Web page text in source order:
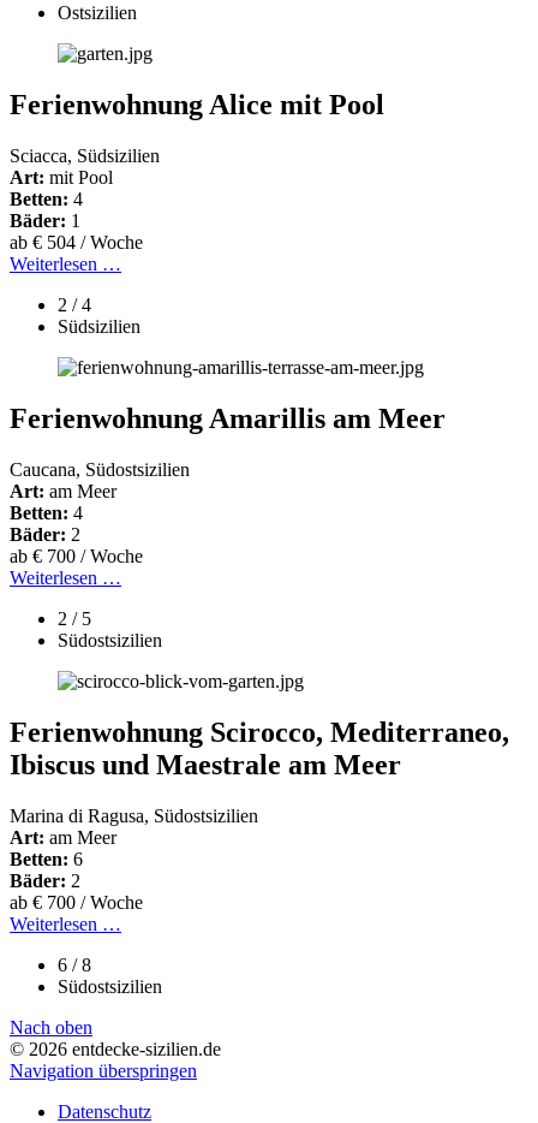
Ostsizilien
Ferienwohnung Alice mit Pool
Sciacca, Südsizilien
Art: mit Pool
Betten: 4
Bäder: 1
ab € 504 / Woche
Weiterlesen …
2 / 4
Südsizilien
Ferienwohnung Amarillis am Meer
Caucana, Südostsizilien
Art: am Meer
Betten: 4
Bäder: 2
ab € 700 / Woche
Weiterlesen …
2 / 5
Südostsizilien
Ferienwohnung Scirocco, Mediterraneo,
Ibiscus und Maestrale am Meer
Marina di Ragusa, Südostsizilien
Art: am Meer
Betten: 6
Bäder: 2
ab € 700 / Woche
Weiterlesen …
6 / 8
Südostsizilien
Nach oben
© 2026 entdecke-sizilien.de
Navigation überspringen
Datenschutz